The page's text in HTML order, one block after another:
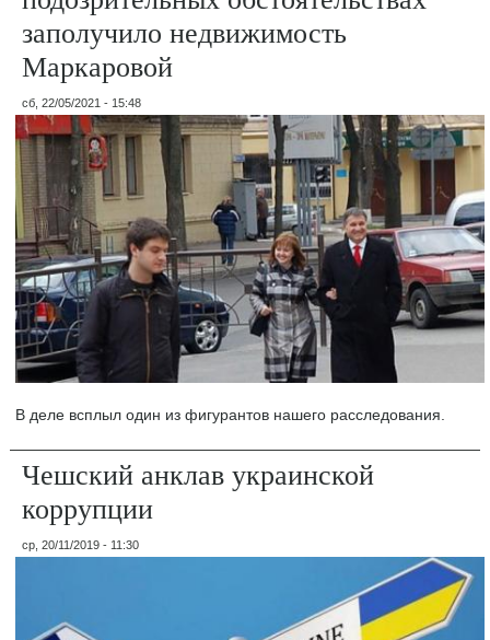
заполучило недвижимость
Маркаровой
сб, 22/05/2021 - 15:48
В деле всплыл один из фигурантов нашего расследования.
Чешский анклав украинской
коррупции
ср, 20/11/2019 - 11:30